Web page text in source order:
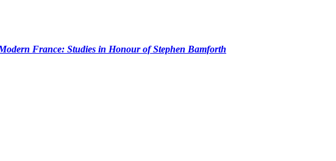
France: Studies in Honour of Stephen Bamforth